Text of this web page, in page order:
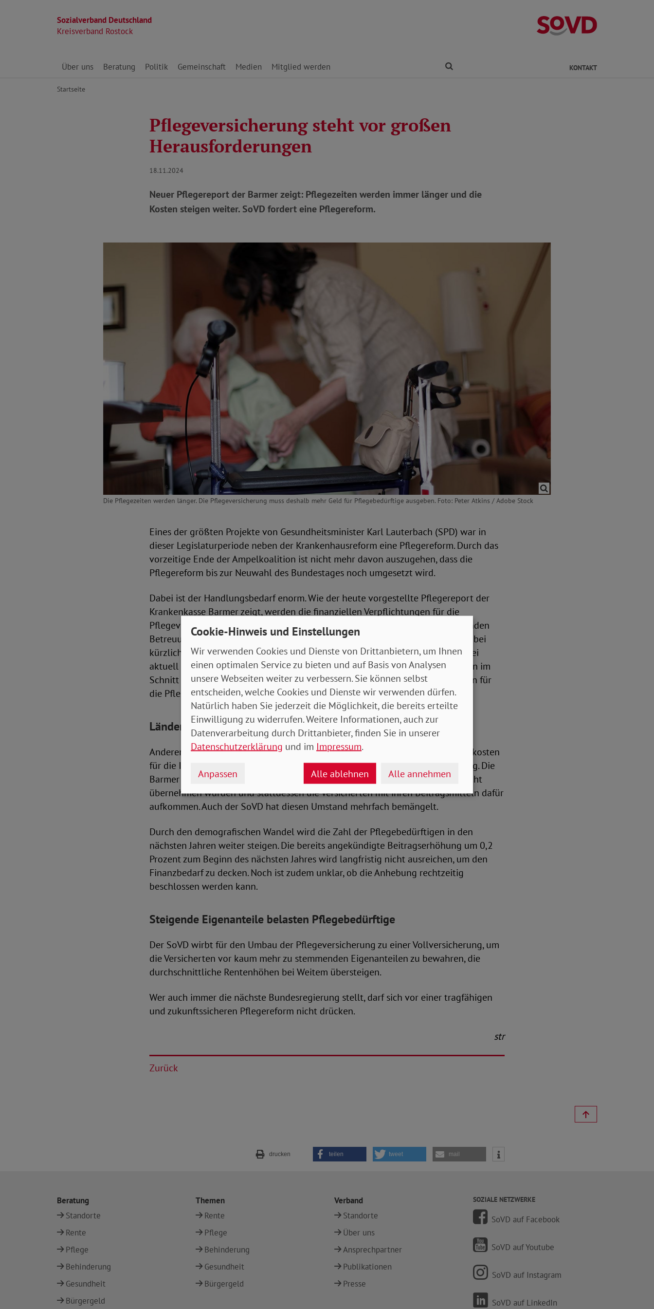
Sozialverband Deutschland
Kreisverband Rostock
Kreisverband
Direkt zu den Inhalten springen
Über uns Beratung Politik Gemeinschaft Medien Mitglied werden KONTAKT
Startseite
Pflegeversicherung steht vor großen
Herausforderungen
18.11.2024
Neuer Pflegereport der Barmer zeigt: Pflegezeiten werden immer länger und die
Kosten steigen weiter. SoVD fordert eine Pflegereform.
Die Pflegezeiten werden länger. Die Pflegeversicherung muss deshalb mehr Geld für Pflegebedürftige ausgeben. Foto: Peter Atkins / Adobe Stock
Eines der größten Projekte von Gesundheitsminister Karl Lauterbach (SPD) war in
dieser Legislaturperiode neben der Krankenhausreform eine Pflegereform. Durch das
vorzeitige Ende der Ampelkoalition ist nicht mehr davon auszugehen, dass die
Pflegereform bis zur Neuwahl des Bundestages noch umgesetzt wird.
Dabei ist der Handlungsbedarf enorm. Wie der heute vorgestellte Pflegereport der
Krankenkasse Barmer zeigt, werden die finanziellen Verpflichtungen für die
Pflegeversicherung immer größer. Das liegt einerseits an immer länger werdenden
Betreuungszeiten von Pflegebedürftigen. Der Bericht zeigt, dass die Pflegezeit bei
kürzlich verstorbenen Pflegebedürftigen bei durchschnittlich 3,9 Jahren lag. Bei
aktuell pflegebedürftigen Menschen wird sie sich nach BARMER-Berechnungen im
Schnitt mit 7,5 Jahre nahezu verdoppeln. Entsprechend steigen auch die Kosten für
die Pflegeversicherung.
Länder erfüllen finanzielle Zusagen nicht
Andererseits sorgen auch steigende Löhne in der Pflege und hohe Investitionskosten
für die Infrastruktur der Pflegeheime für weitere Kosten der Pflegeversicherung. Die
Barmer kritisiert, dass die Bundesländer ihren Anteil der Investitionskosten nicht
übernehmen würden und stattdessen die Versicherten mit ihren Beitragsmitteln dafür
aufkommen. Auch der SoVD hat diesen Umstand mehrfach bemängelt.
Durch den demografischen Wandel wird die Zahl der Pflegebedürftigen in den
nächsten Jahren weiter steigen. Die bereits angekündigte Beitragserhöhung um 0,2
Prozent zum Beginn des nächsten Jahres wird langfristig nicht ausreichen, um den
Finanzbedarf zu decken. Noch ist zudem unklar, ob die Anhebung rechtzeitig
beschlossen werden kann.
Steigende Eigenanteile belasten Pflegebedürftige
Der SoVD wirbt für den Umbau der Pflegeversicherung zu einer Vollversicherung, um
die Versicherten vor kaum mehr zu stemmenden Eigenanteilen zu bewahren, die
durchschnittliche Rentenhöhen bei Weitem übersteigen.
Wer auch immer die nächste Bundesregierung stellt, darf sich vor einer tragfähigen
und zukunftssicheren Pflegereform nicht drücken.
str
Zurück
drucken teilen tweet mail
Beratung
Standorte
Rente
Pflege
Behinderung
Gesundheit
Bürgergeld
Themen
Rente
Pflege
Behinderung
Gesundheit
Bürgergeld
Verband
Standorte
Über uns
Ansprechpartner
Publikationen
Presse
SOZIALE NETZWERKE
SoVD auf Facebook
SoVD auf Youtube
SoVD auf Instagram
SoVD auf LinkedIn
Cookie-Hinweis und Einstellungen
Wir verwenden Cookies und Dienste von Drittanbietern, um Ihnen
einen optimalen Service zu bieten und auf Basis von Analysen
unsere Webseiten weiter zu verbessern. Sie können selbst
entscheiden, welche Cookies und Dienste wir verwenden dürfen.
Natürlich haben Sie jederzeit die Möglichkeit, die bereits erteilte
Einwilligung zu widerrufen. Weitere Informationen, auch zur
Datenverarbeitung durch Drittanbieter, finden Sie in unserer
Datenschutzerklärung und im Impressum.
Anpassen Alle ablehnen Alle annehmen